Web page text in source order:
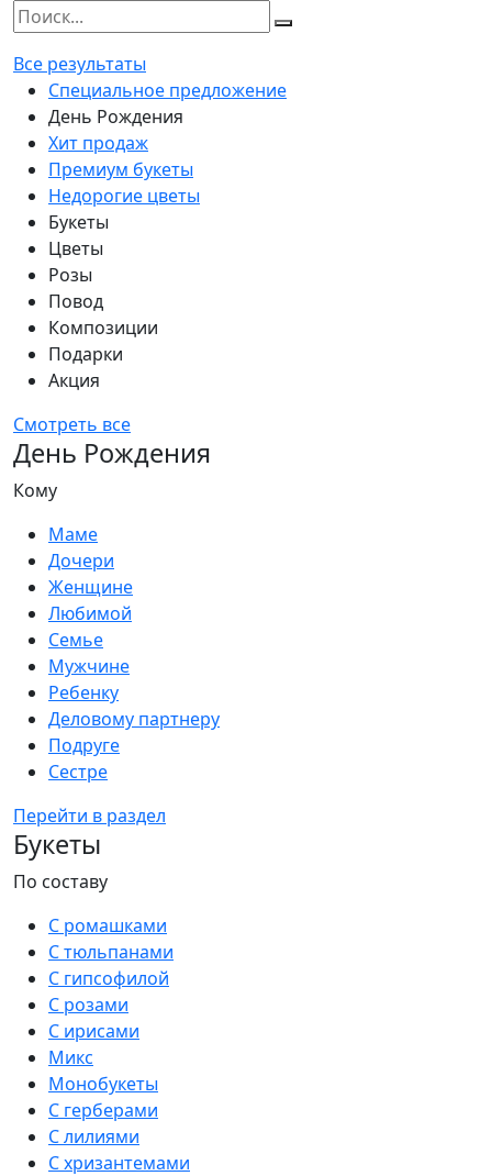
Все результаты
Специальное предложение
День Рождения
Хит продаж
Премиум букеты
Недорогие цветы
Букеты
Цветы
Розы
Повод
Композиции
Подарки
Акция
Смотреть все
День Рождения
Кому
Маме
Дочери
Женщине
Любимой
Семье
Мужчине
Ребенку
Деловому партнеру
Подруге
Сестре
Перейти в раздел
Букеты
По составу
С ромашками
С тюльпанами
С гипсофилой
С розами
С ирисами
Микс
Монобукеты
С герберами
С лилиями
С хризантемами